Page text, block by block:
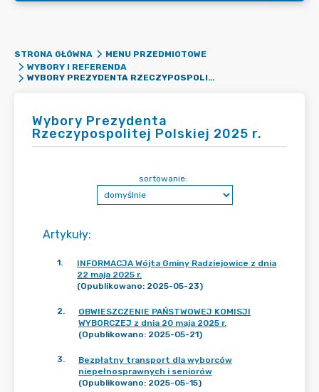
STRONA GŁÓWNA
MENU PRZEDMIOTOWE
WYBORY I REFERENDA
WYBORY PREZYDENTA RZECZYPOSPOLITEJ POLSKIEJ 2025 R.
Wybory Prezydenta
Rzeczypospolitej Polskiej 2025 r.
Artykuły:
sortowanie:
1.
INFORMACJA Wójta Gminy Radziejowice z dnia
22 maja 2025 r.
(Opublikowano: 2025-05-23)
2.
OBWIESZCZENIE PAŃSTWOWEJ KOMISJI
WYBORCZEJ z dnia 20 maja 2025 r.
(Opublikowano: 2025-05-21)
3.
Bezpłatny transport dla wyborców
niepełnosprawnych i seniorów
(Opublikowano: 2025-05-15)